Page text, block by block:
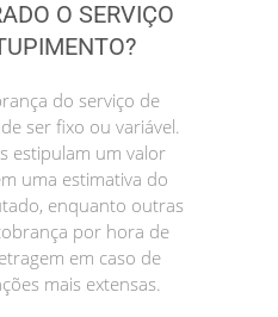
O SERVIÇO
do serviço de
ser fixo ou variável.
estipulam um valor
uma estimativa do
enquanto outras
por hora de
em caso de
mais extensas.